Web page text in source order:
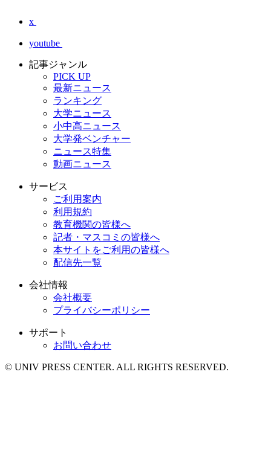
x
youtube
記事ジャンル
PICK UP
最新ニュース
ランキング
大学ニュース
小中高ニュース
大学発ベンチャー
ニュース特集
動画ニュース
サービス
ご利用案内
利用規約
教育機関の皆様へ
記者・マスコミの皆様へ
本サイトをご利用の皆様へ
配信先一覧
会社情報
会社概要
プライバシーポリシー
サポート
お問い合わせ
© UNIV PRESS CENTER. ALL RIGHTS RESERVED.